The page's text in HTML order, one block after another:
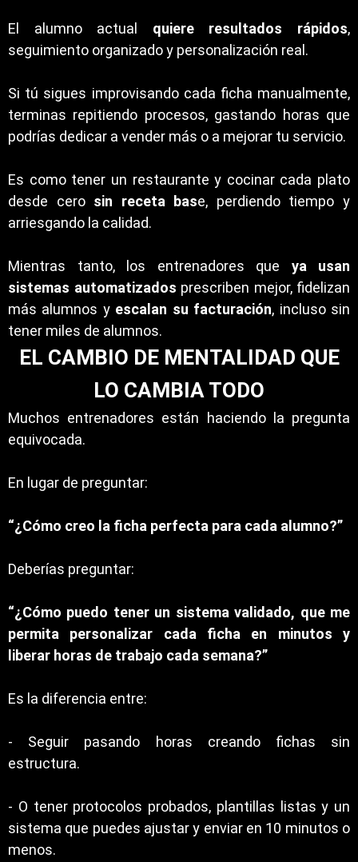
El alumno actual quiere resultados rápidos,
seguimiento organizado y personalización real.
Si tú sigues improvisando cada ficha manualmente,
terminas repitiendo procesos, gastando horas que
podrías dedicar a vender más o a mejorar tu servicio.
Es como tener un restaurante y cocinar cada plato
desde cero sin receta base, perdiendo tiempo y
arriesgando la calidad.
Mientras tanto, los entrenadores que ya usan
sistemas automatizados prescriben mejor, fidelizan
más alumnos y escalan su facturación, incluso sin
tener miles de alumnos.
EL CAMBIO DE MENTALIDAD QUE
LO CAMBIA TODO
Muchos entrenadores están haciendo la pregunta
equivocada.
En lugar de preguntar:
“¿Cómo creo la ficha perfecta para cada alumno?”
Deberías preguntar:
“¿Cómo puedo tener un sistema validado, que me
permita personalizar cada ficha en minutos y
liberar horas de trabajo cada semana?”
Es la diferencia entre:
- Seguir pasando horas creando fichas sin
estructura.
- O tener protocolos probados, plantillas listas y un
sistema que puedes ajustar y enviar en 10 minutos o
menos.